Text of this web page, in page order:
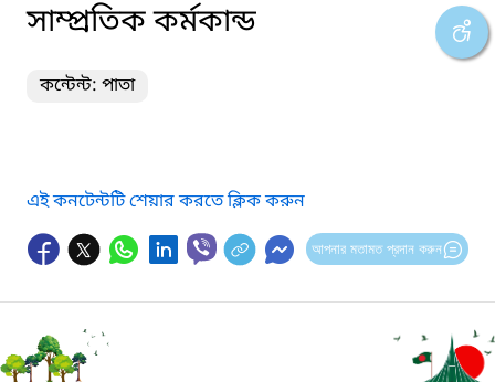
সাম্প্রতিক কর্মকান্ড
কন্টেন্ট: পাতা
এই কনটেন্টটি শেয়ার করতে ক্লিক করুন
আপনার মতামত প্রদান করুন